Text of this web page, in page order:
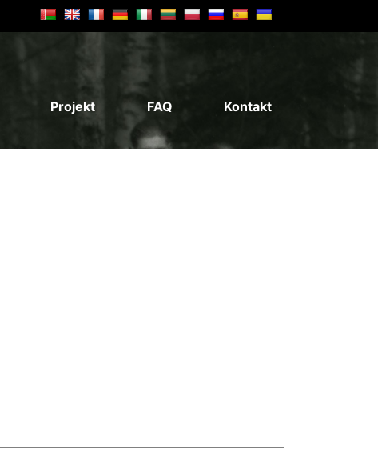
Projekt FAQ Kontakt